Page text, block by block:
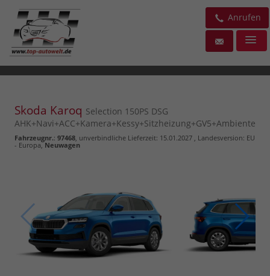
Anrufen
Skoda Karoq Selection 150PS DSG
AHK+Navi+ACC+Kamera+Kessy+Sitzheizung+GV5+Ambiente
Fahrzeugnr.: 97468 , unverbindliche Lieferzeit: 15.01.2027 , Landesversion: EU
- Europa,Neuwagen